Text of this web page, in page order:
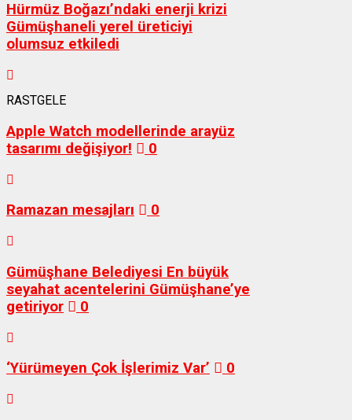
Hürmüz Boğazı’ndaki enerji krizi
Gümüşhaneli yerel üreticiyi
olumsuz etkiledi
RASTGELE
Apple Watch modellerinde arayüz
tasarımı değişiyor!
0
Ramazan mesajları 0
Gümüşhane Belediyesi En büyük
seyahat acentelerini Gümüşhane’ye
getiriyor
0
‘Yürümeyen Çok İşlerimiz Var’ 0